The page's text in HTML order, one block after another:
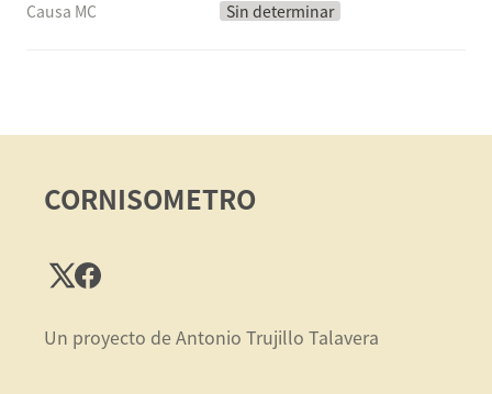
Causa MC
Sin determinar
CORNISOMETRO
Un proyecto de Antonio Trujillo Talavera